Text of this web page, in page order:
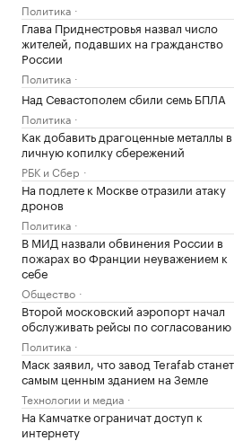
Политика
Глава Приднестровья назвал число
жителей, подавших на гражданство
России
Политика
Над Севастополем сбили семь БПЛА
Политика
Как добавить драгоценные металлы в
личную копилку сбережений
РБК и Сбер
На подлете к Москве отразили атаку
дронов
Политика
В МИД назвали обвинения России в
пожарах во Франции неуважением к
себе
Общество
Второй московский аэропорт начал
обслуживать рейсы по согласованию
Политика
Маск заявил, что завод Terafab станет
самым ценным зданием на Земле
Технологии и медиа
На Камчатке ограничат доступ к
интернету